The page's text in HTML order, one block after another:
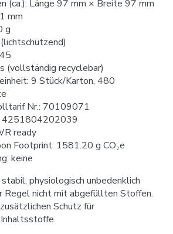
(ca.): Länge 97 mm × Breite 97 mm
mm
g
(vollständig recyclebar)
9 Stück/Karton, 480
Nr.: 70109071
4251804202039
ready
Footprint: 1581.20 g CO₂e
keine
physiologisch unbedenklich
Regel nicht mit abgefüllten Stoffen.
Schutz für